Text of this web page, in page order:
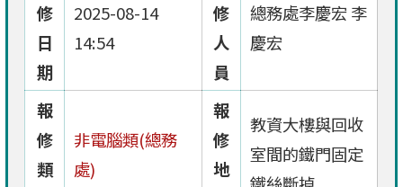
修
日
期
2025-08-14
14:54
修
人
員
總務處李慶宏 李
慶宏
報
修
類
非電腦類(總務
處)
報
修
地
教資大樓與回收
室間的鐵門固定